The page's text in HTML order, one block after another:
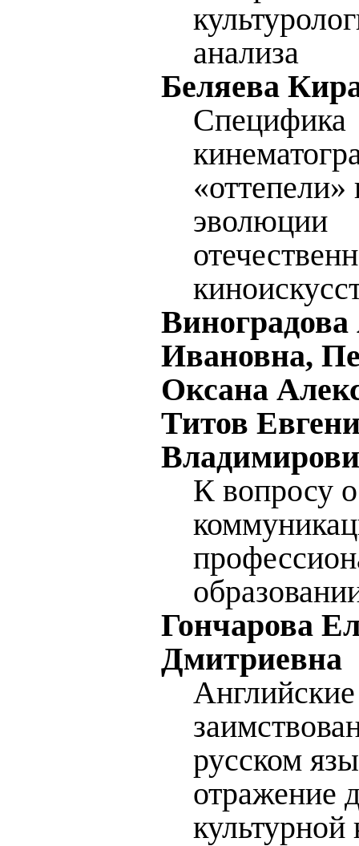
анализа
Беляева
Специфика
эволюции
Ивановна,
Оксана
Титов
К вопросу
Гончарова
Дмитриевна
Английские
русском
отражение
культурной